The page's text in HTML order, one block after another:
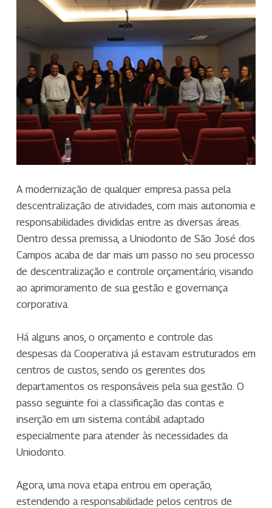
A modernização de qualquer empresa passa pela
descentralização de atividades, com mais autonomia e
responsabilidades divididas entre as diversas áreas.
Dentro dessa premissa, a Uniodonto de São José dos
Campos acaba de dar mais um passo no seu processo
de descentralização e controle orçamentário, visando
ao aprimoramento de sua gestão e governança
corporativa.
Há alguns anos, o orçamento e controle das
despesas da Cooperativa já estavam estruturados em
centros de custos, sendo os gerentes dos
departamentos os responsáveis pela sua gestão. O
passo seguinte foi a classificação das contas e
inserção em um sistema contábil adaptado
especialmente para atender às necessidades da
Uniodonto.
Agora, uma nova etapa entrou em operação,
estendendo a responsabilidade pelos centros de